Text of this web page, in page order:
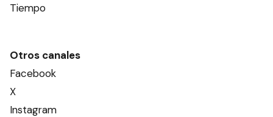
Tiempo
Otros canales
Facebook
X
Instagram